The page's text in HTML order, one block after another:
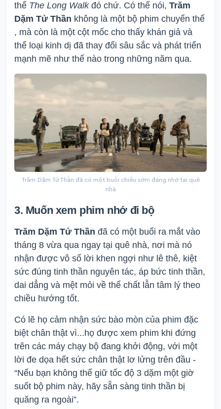
thể The Long Walk đó chứ. Có thể nói, Trăm
Dặm Tử Thần không là một bộ phim chuyển thể
, mà còn là một cột mốc cho thấy khán giả và
thể loại kinh dị đã thay đổi sâu sắc và phát triển
mạnh mẽ như thế nào trong những năm qua.
Trăm Dặm Tử Thần đã có một buổi chiếu sớm đáng nhớ tại quê
nhà
3. Muốn xem phim nhớ đi bộ
Trăm Dặm Tử Thần đã có một buổi ra mắt vào
tháng 8 vừa qua ngay tại quê nhà, nơi mà nó
nhận được vô số lời khen ngợi như lê thê, kiệt
sức đúng tinh thần nguyên tác, áp bức tinh thần,
dai dẳng và mệt mỏi về thể chất lẫn tâm lý theo
chiều hướng tốt.
Có lẽ họ cảm nhận sức bào mòn của phim đặc
biệt chân thật vì...họ được xem phim khi đứng
trên các máy chạy bộ đang khởi động, với một
lời đe dọa hết sức chân thật lơ lửng trên đầu -
“Nếu bạn không thể giữ tốc độ 3 dặm một giờ
suốt bộ phim này, hãy sẵn sàng tinh thần bị
quăng ra ngoài”.